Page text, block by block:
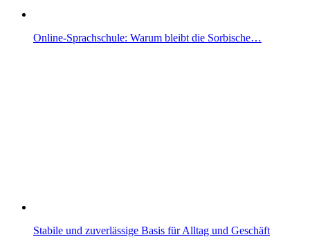
Online-Sprachschule: Warum bleibt die Sorbische…
Stabile und zuverlässige Basis für Alltag und Geschäft